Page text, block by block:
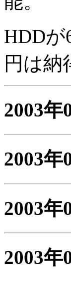
HDDが
円は納
2003年
2003年
2003年
2003年